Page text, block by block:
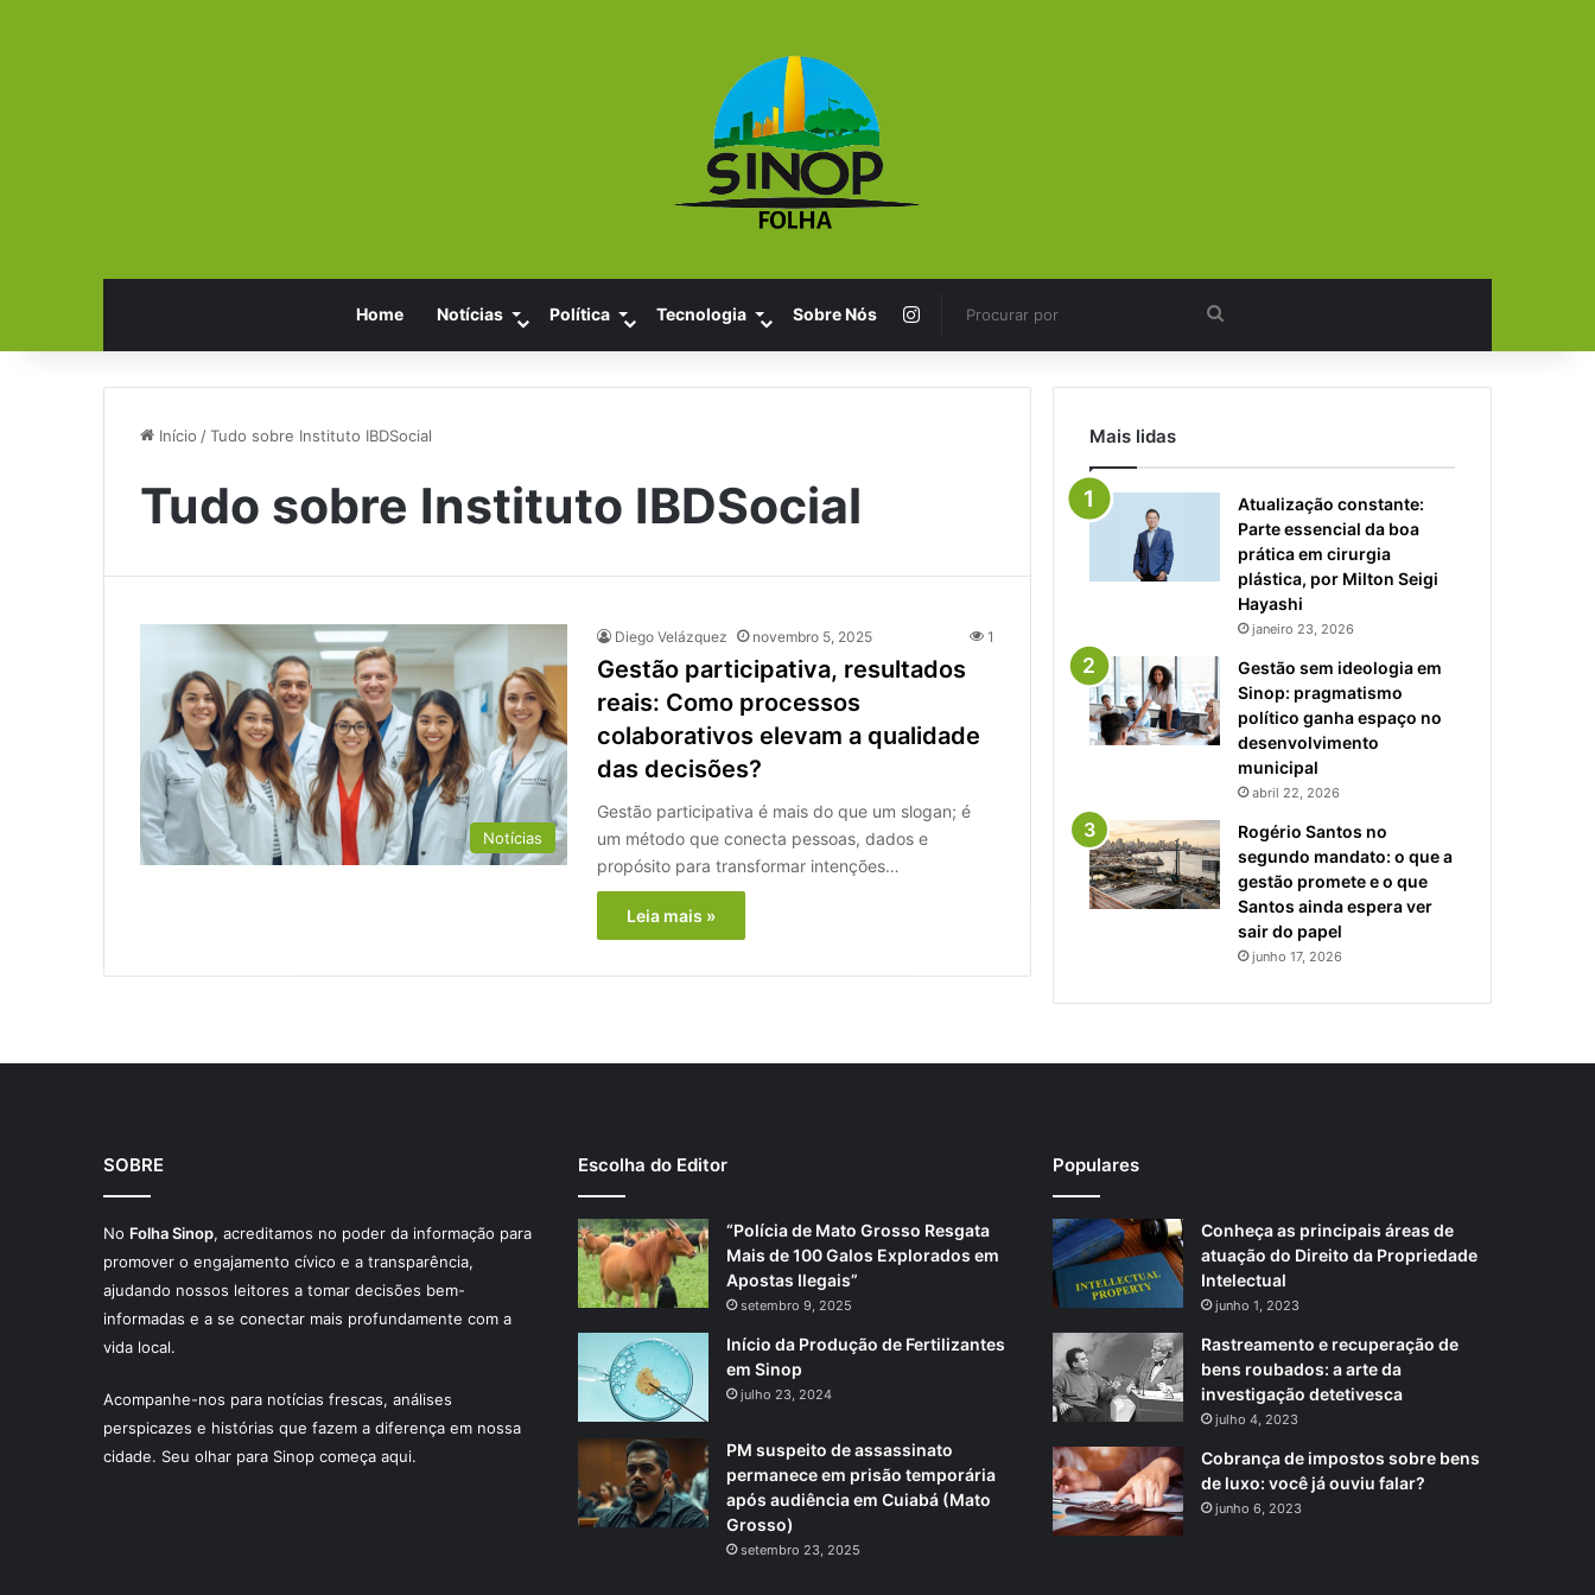
Home Notícias Política Tecnologia Sobre Nós Instagram
Procurar
por
Início /Tudo sobre Instituto IBDSocial
Tudo sobre Instituto IBDSocial
Notícias
Diego Velázquez novembro 5, 2025 1
Gestão participativa, resultados
reais: Como processos
colaborativos elevam a qualidade
das decisões?
Gestão participativa é mais do que um slogan; é
um método que conecta pessoas, dados e
propósito para transformar intenções…
Leia mais »
Mais lidas
Atualização constante:
Parte essencial da boa
prática em cirurgia
plástica, por Milton Seigi
Hayashi
janeiro 23, 2026
Gestão sem ideologia em
Sinop: pragmatismo
político ganha espaço no
desenvolvimento
municipal
abril 22, 2026
Rogério Santos no
segundo mandato: o que a
gestão promete e o que
Santos ainda espera ver
sair do papel
junho 17, 2026
SOBRE
No Folha Sinop, acreditamos no poder da informação para
promover o engajamento cívico e a transparência,
ajudando nossos leitores a tomar decisões bem-
informadas e a se conectar mais profundamente com a
vida local.
Acompanhe-nos para notícias frescas, análises
perspicazes e histórias que fazem a diferença em nossa
cidade. Seu olhar para Sinop começa aqui.
Escolha do Editor
“Polícia de Mato Grosso Resgata
Mais de 100 Galos Explorados em
Apostas Ilegais”
setembro 9, 2025
Início da Produção de Fertilizantes
em Sinop
julho 23, 2024
PM suspeito de assassinato
permanece em prisão temporária
após audiência em Cuiabá (Mato
Grosso)
setembro 23, 2025
Populares
Conheça as principais áreas de
atuação do Direito da Propriedade
Intelectual
junho 1, 2023
Rastreamento e recuperação de
bens roubados: a arte da
investigação detetivesca
julho 4, 2023
Cobrança de impostos sobre bens
de luxo: você já ouviu falar?
junho 6, 2023